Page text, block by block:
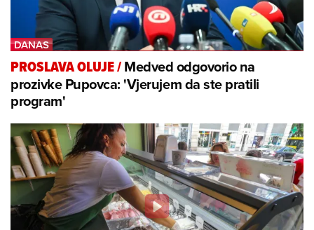
PROSLAVA OLUJE/Medved odgovorio na
prozivke Pupovca: 'Vjerujem da ste pratili
program'